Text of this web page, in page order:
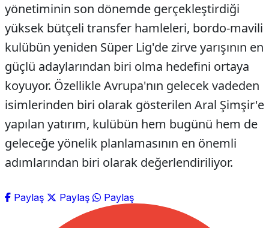
yönetiminin son dönemde gerçekleştirdiği
yüksek bütçeli transfer hamleleri, bordo-mavili
kulübün yeniden Süper Lig'de zirve yarışının en
güçlü adaylarından biri olma hedefini ortaya
koyuyor. Özellikle Avrupa'nın gelecek vadeden
isimlerinden biri olarak gösterilen Aral Şimşir'e
yapılan yatırım, kulübün hem bugünü hem de
geleceğe yönelik planlamasının en önemli
adımlarından biri olarak değerlendiriliyor.
Paylaş Paylaş Paylaş